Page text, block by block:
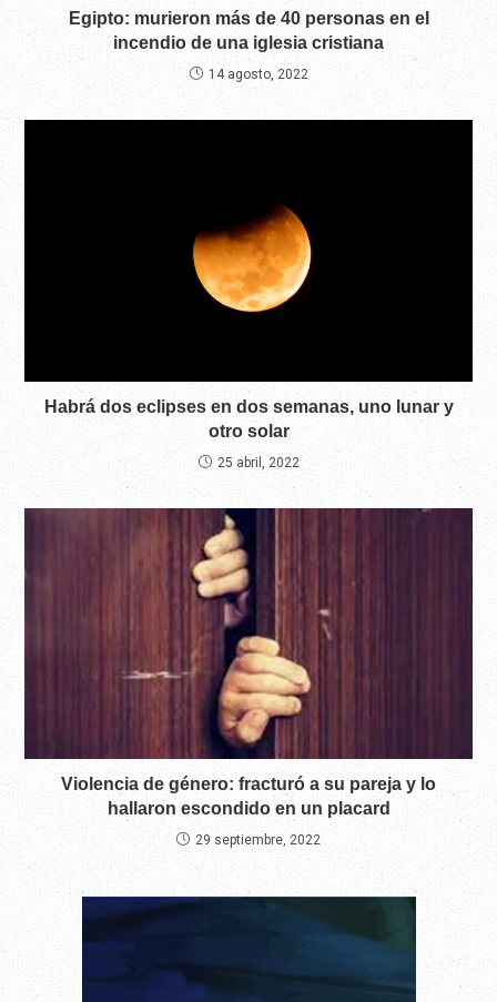
Egipto: murieron más de 40 personas en el
incendio de una iglesia cristiana
14 agosto, 2022
Habrá dos eclipses en dos semanas, uno lunar y
otro solar
25 abril, 2022
Violencia de género: fracturó a su pareja y lo
hallaron escondido en un placard
29 septiembre, 2022